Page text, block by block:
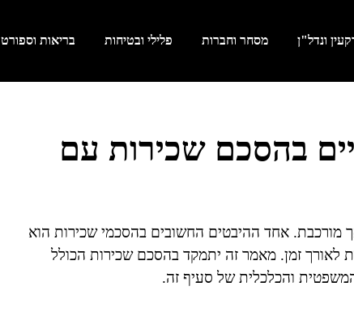
ונדל"ן מסחר וחברות פלילי ובטיחות בריאות וספורט
בהסכם שכירות עם
מורכבת. אחד ההיבטים החשובים בהסכמי שכירות הוא
לאורך זמן. מאמר זה יתמקד בהסכם שכירות הכולל
והכלכלית של סעיף זה.